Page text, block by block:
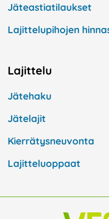
Jäteastiatilaukset
Lajittelupihojen
Lajittelu
Jätehaku
Jätelajit
Kierrätysneuvonta
Lajitteluoppaat